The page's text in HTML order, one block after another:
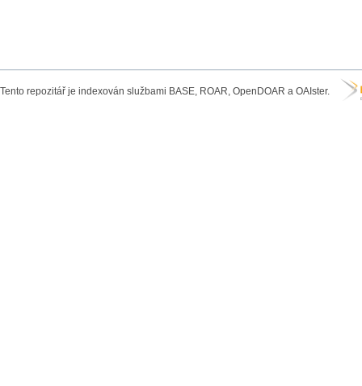
Tento repozitář je indexován službami BASE, ROAR, OpenDOAR a OAIster.